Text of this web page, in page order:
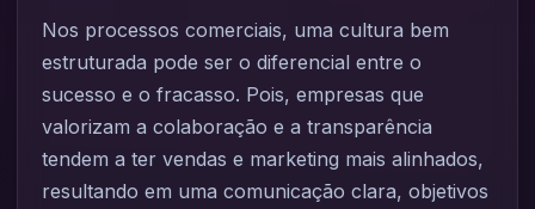
Nos processos comerciais, uma cultura bem
estruturada pode ser o diferencial entre o
sucesso e o fracasso. Pois, empresas que
valorizam a colaboração e a transparência
tendem a ter vendas e marketing mais alinhados,
resultando em uma comunicação clara, objetivos